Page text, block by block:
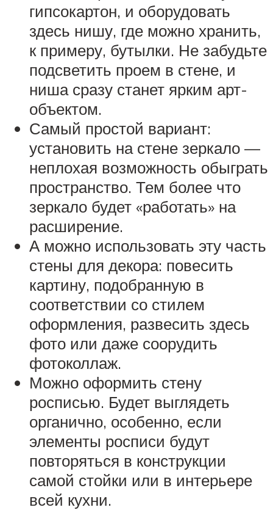
гипсокартон, и оборудовать
здесь нишу, где можно хранить,
к примеру, бутылки. Не забудьте
подсветить проем в стене, и
ниша сразу станет ярким арт-
объектом.
Самый простой вариант:
установить на стене зеркало —
неплохая возможность обыграть
пространство. Тем более что
зеркало будет «работать» на
расширение.
А можно использовать эту часть
стены для декора: повесить
картину, подобранную в
соответствии со стилем
оформления, развесить здесь
фото или даже соорудить
фотоколлаж.
Можно оформить стену
росписью. Будет выглядеть
органично, особенно, если
элементы росписи будут
повторяться в конструкции
самой стойки или в интерьере
всей кухни.